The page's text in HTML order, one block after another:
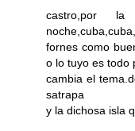
castro,por
fornes como
o lo tuyo es todo
cambia el
satrapa
y la dichosa isla